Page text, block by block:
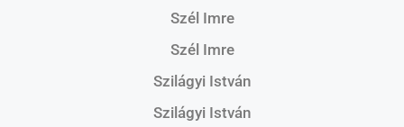
Szél Imre
Szél Imre
Szilágyi István
Szilágyi István